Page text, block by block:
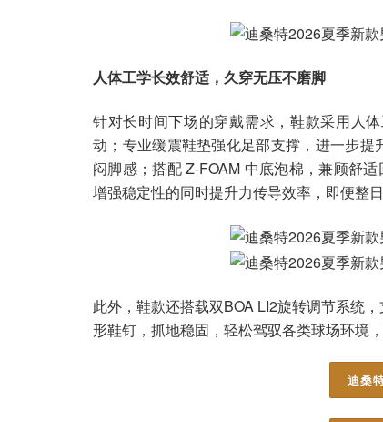
人体工学长效舒适，久穿无压不磨脚
针对长时间下场的穿戴需求，鞋款采用人
动；专业缓震鞋垫强化足部支撑，进一步
闷脚感；搭配 Z-FOAM 中底泡棉，兼顾舒
增强稳定性的同时提升力传导效率，即便整
此外，鞋款还搭载双BOA LI2旋转调节系统
形鞋钉，抓地稳固，轻松驾驭各类球场环境
迪桑